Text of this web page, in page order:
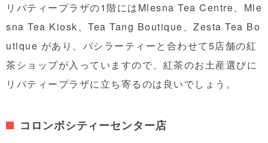
リバティープラザの1階にはMlesna Tea Centre、Mle
sna Tea Kiosk、Tea Tang Boutique、Zesta Tea Bo
utique があり、バシラーティーと合わせて5店舗の紅
茶ショップが入っていますので、紅茶のお土産選びに
リバティープラザに立ち寄るのは良いでしょう。
コロンボシティーセンター店